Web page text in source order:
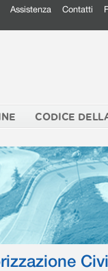
Assistenza Contatti
CODICE